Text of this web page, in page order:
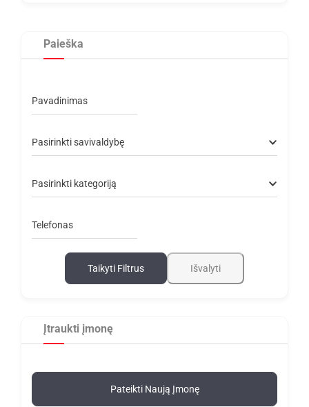
Paieška
Pavadinimas
Pasirinkti savivaldybę
Pasirinkti kategoriją
Telefonas
Taikyti Filtrus Išvalyti
Įtraukti įmonę
Pateikti Naują Įmonę